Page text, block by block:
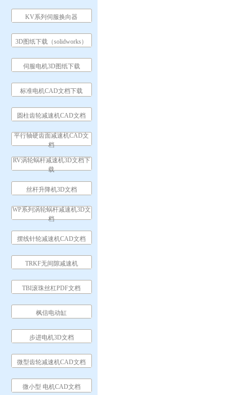
KV系列伺服换向器
3D图纸下载（solidworks）
伺服电机3D图纸下载
标准电机CAD文档下载
圆柱齿轮减速机CAD文档
平行轴硬齿面减速机CAD文
档
RV涡轮蜗杆减速机3D文档下
载
丝杆升降机3D文档
WP系列涡轮蜗杆减速机3D文
档
摆线针轮减速机CAD文档
TRKF无间隙减速机
TBI滚珠丝杠PDF文档
枫信电动缸
步进电机3D文档
微型齿轮减速机CAD文档
微小型 电机CAD文档